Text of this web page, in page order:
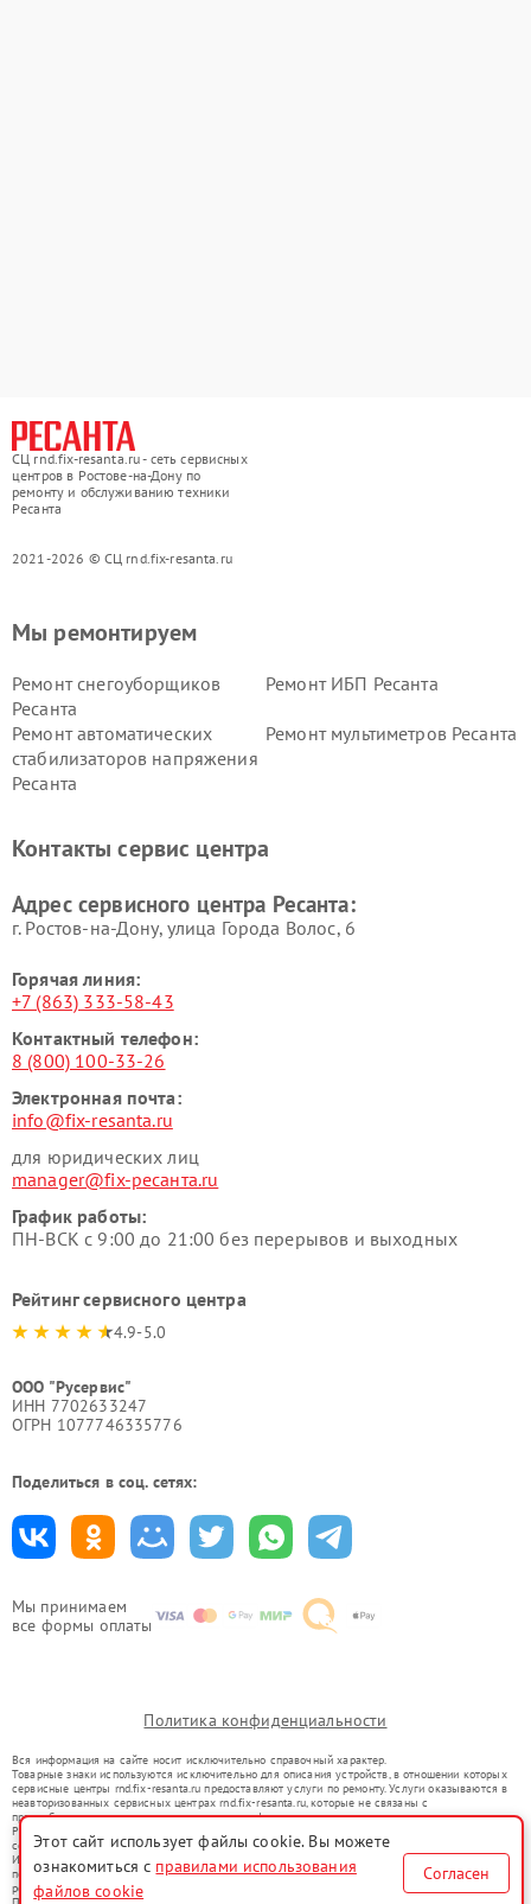
СЦ rnd.fix-resanta.ru - сеть сервисных
центров в Ростове-на-Дону по
ремонту и обслуживанию техники
Ресанта
2021-2026 © СЦ rnd.fix-resanta.ru
Мы принимаем
все формы оплаты
Мы ремонтируем
Ремонт снегоуборщиков
Ресанта
Ремонт ИБП Ресанта
Ремонт автоматических
стабилизаторов напряжения
Ресанта
Ремонт мультиметров Ресанта
Контакты сервис центра
Адрес сервисного центра Ресанта:
г. Ростов-на-Дону, улица Города Волос, 6
Горячая линия:
+7 (863) 333-58-43
Контактный телефон:
8 (800) 100-33-26
Электронная почта:
info@fix-resanta.ru
для юридических лиц
manager@fix-ресанта.ru
График работы:
ПН-ВСК с 9:00 до 21:00 без перерывов и выходных
Рейтинг сервисного центра
4.9-5.0
ООО "Русервис"
ИНН 7702633247
ОГРН 1077746335776
Поделиться в соц. сетях:
Политика конфиденциальности
Вся информация на сайте носит исключительно справочный характер.
Товарные знаки используются исключительно для описания устройств, в отношении которых
сервисные центры rnd.fix-resanta.ru предоставляют услуги по ремонту. Услуги оказываются в
неавторизованных сервисных центрах rnd.fix-resanta.ru, которые не связаны с
правообладателями товарных знаков или их официальными представителями.
Ремонт осуществляется для устройств, уже введенных в гражданский оборот в соответствии
со статьей 1487 ГК РФ.
Использование товарных знаков не преследует цели индивидуализации услуг или введения
потребителей в заблуждение, а служит для информирования о предоставляемых услугах по
ремонту техники указанных брендов.
Этот сайт использует файлы cookie. Вы можете
ознакомиться с правилами использования
файлов cookie
Согласен